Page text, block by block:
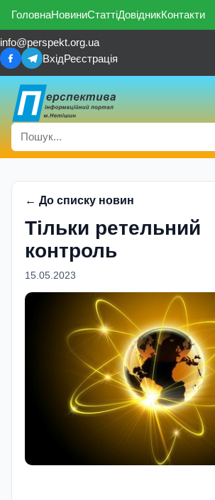
ГоловнаНовиниСтаттіДовідникКонтакти
info@perspekt.org.ua
ВхідРеєстрація
← До списку новин
Тільки ретельний
контроль
15.05.2023